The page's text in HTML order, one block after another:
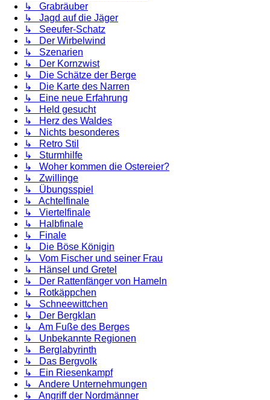
↳ Grabräuber
↳ Jagd auf die Jäger
↳ Seeufer-Schatz
↳ Der Wirbelwind
↳ Szenarien
↳ Der Kornzwist
↳ Die Schätze der Berge
↳ Die Karte des Narren
↳ Eine neue Erfahrung
↳ Held gesucht
↳ Herz des Waldes
↳ Nichts besonderes
↳ Retro Stil
↳ Sturmhilfe
↳ Woher kommen die Ostereier?
↳ Zwillinge
↳ Übungsspiel
↳ Achtelfinale
↳ Viertelfinale
↳ Halbfinale
↳ Finale
↳ Die Böse Königin
↳ Vom Fischer und seiner Frau
↳ Hänsel und Gretel
↳ Der Rattenfänger von Hameln
↳ Rotkäppchen
↳ Schneewittchen
↳ Der Bergklan
↳ Am Fuße des Berges
↳ Unbekannte Regionen
↳ Berglabyrinth
↳ Das Bergvolk
↳ Ein Riesenkampf
↳ Andere Unternehmungen
↳ Angriff der Nordmänner